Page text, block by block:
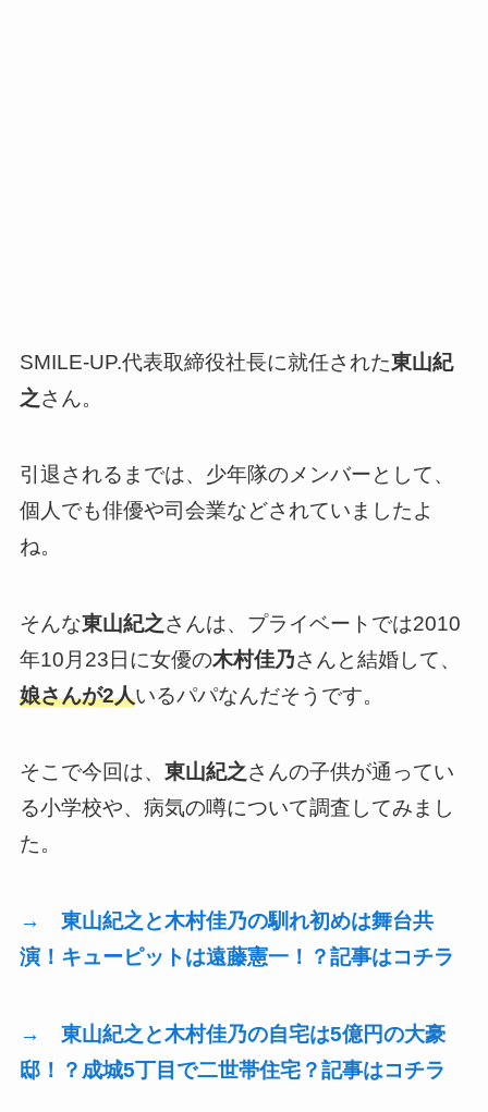
SMILE-UP.代表取締役社長に就任された東山紀
之さん。
引退されるまでは、少年隊のメンバーとして、
個人でも俳優や司会業などされていましたよ
ね。
そんな東山紀之さんは、プライベートでは2010
年10月23日に女優の木村佳乃さんと結婚して、
娘さんが2人いるパパなんだそうです。
そこで今回は、 東山紀之さんの子供が通ってい
る小学校や、病気の噂について調査してみまし
た。
→ 東山紀之と木村佳乃の馴れ初めは舞台共
演！キューピットは遠藤憲一！？記事はコチラ
→ 東山紀之と木村佳乃の自宅は5億円の大豪
邸！？成城5丁目で二世帯住宅？記事はコチラ